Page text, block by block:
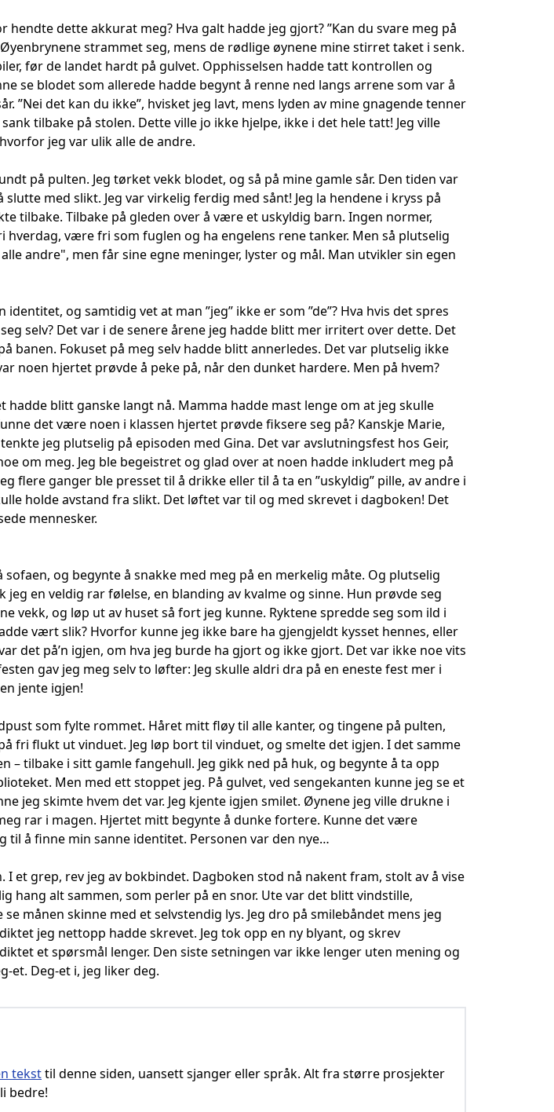
hendte dette akkurat meg? Hva galt hadde jeg gjort? ”Kan du svare meg på
strammet seg, mens de rødlige øynene mine stirret taket i senk.
før de landet hardt på gulvet. Opphisselsen hadde tatt kontrollen og
se blodet som allerede hadde begynt å renne ned langs arrene som var å
”Nei det kan du ikke”, hvisket jeg lavt, mens lyden av mine gnagende tenner
tilbake på stolen. Dette ville jo ikke hjelpe, ikke i det hele tatt! Jeg ville
jeg var ulik alle de andre.
på pulten. Jeg tørket vekk blodet, og så på mine gamle sår. Den tiden var
med slikt. Jeg var virkelig ferdig med sånt! Jeg la hendene i kryss på
tilbake. Tilbake på gleden over å være et uskyldig barn. Ingen normer,
hverdag, være fri som fuglen og ha engelens rene tanker. Men så plutselig
andre", men får sine egne meninger, lyster og mål. Man utvikler sin egen
og samtidig vet at man ”jeg” ikke er som ”de”? Hva hvis det spres
selv? Det var i de senere årene jeg hadde blitt mer irritert over dette. Det
banen. Fokuset på meg selv hadde blitt annerledes. Det var plutselig ikke
noen hjertet prøvde å peke på, når den dunket hardere. Men på hvem?
blitt ganske langt nå. Mamma hadde mast lenge om at jeg skulle
det være noen i klassen hjertet prøvde fiksere seg på? Kanskje Marie,
jeg plutselig på episoden med Gina. Det var avslutningsfest hos Geir,
om meg. Jeg ble begeistret og glad over at noen hadde inkludert meg på
flere ganger ble presset til å drikke eller til å ta en ”uskyldig” pille, av andre i
holde avstand fra slikt. Det løftet var til og med skrevet i dagboken! Det
mennesker.
og begynte å snakke med meg på en merkelig måte. Og plutselig
en veldig rar følelse, en blanding av kvalme og sinne. Hun prøvde seg
vekk, og løp ut av huset så fort jeg kunne. Ryktene spredde seg som ild i
vært slik? Hvorfor kunne jeg ikke bare ha gjengjeldt kysset hennes, eller
det på’n igjen, om hva jeg burde ha gjort og ikke gjort. Det var ikke noe vits
gav jeg meg selv to løfter: Jeg skulle aldri dra på en eneste fest mer i
jente igjen!
som fylte rommet. Håret mitt fløy til alle kanter, og tingene på pulten,
fri flukt ut vinduet. Jeg løp bort til vinduet, og smelte det igjen. I det samme
– tilbake i sitt gamle fangehull. Jeg gikk ned på huk, og begynte å ta opp
Men med ett stoppet jeg. På gulvet, ved sengekanten kunne jeg se et
jeg skimte hvem det var. Jeg kjente igjen smilet. Øynene jeg ville drukne i
rar i magen. Hjertet mitt begynte å dunke fortere. Kunne det være
til å finne min sanne identitet. Personen var den nye…
et grep, rev jeg av bokbindet. Dagboken stod nå nakent fram, stolt av å vise
hang alt sammen, som perler på en snor. Ute var det blitt vindstille,
månen skinne med et selvstendig lys. Jeg dro på smilebåndet mens jeg
jeg nettopp hadde skrevet. Jeg tok opp en ny blyant, og skrev
et spørsmål lenger. Den siste setningen var ikke lenger uten mening og
et. Deg-et i, jeg liker deg.
teksttil denne siden, uansett sjanger eller språk. Alt fra større prosjekter
bedre!